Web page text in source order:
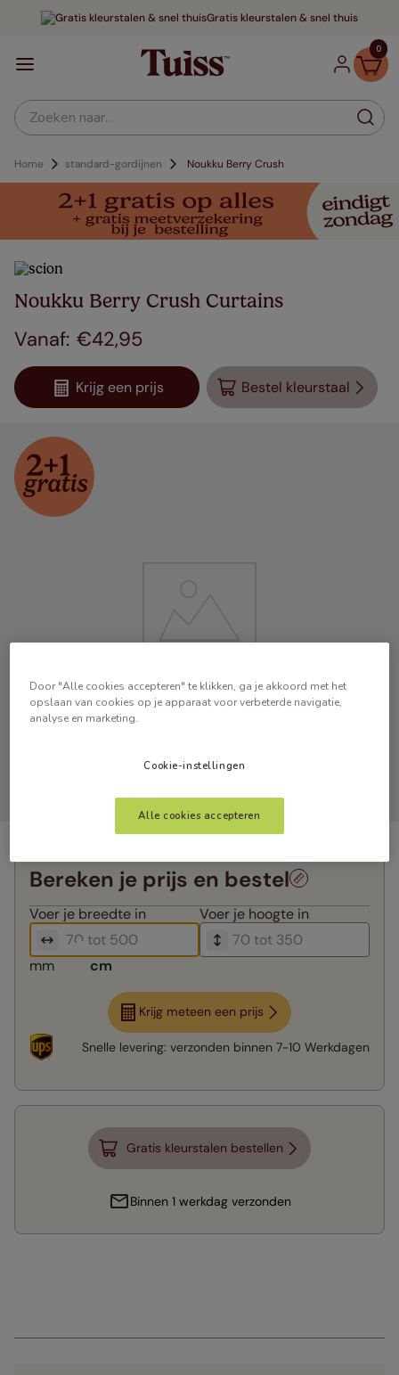
Gratis kleurstalen & snel thuis
0
Zoeken naar...
Home standard-gordijnen Noukku Berry Crush
Noukku Berry Crush Curtains
€42,95
Krijg een prijs Bestel kleurstaal
Bereken je prijs en bestel
Voer je breedte in Voer je hoogte in
mm cm
Krijg meteen een prijs
Snelle levering: verzonden binnen 7-10 Werkdagen
Gratis kleurstalen bestellen
Binnen 1 werkdag verzonden
Door "Alle cookies accepteren" te klikken, ga je akkoord met het
opslaan van cookies op je apparaat voor verbeterde navigatie,
analyse en marketing.
Cookie-instellingen
Alle cookies accepteren